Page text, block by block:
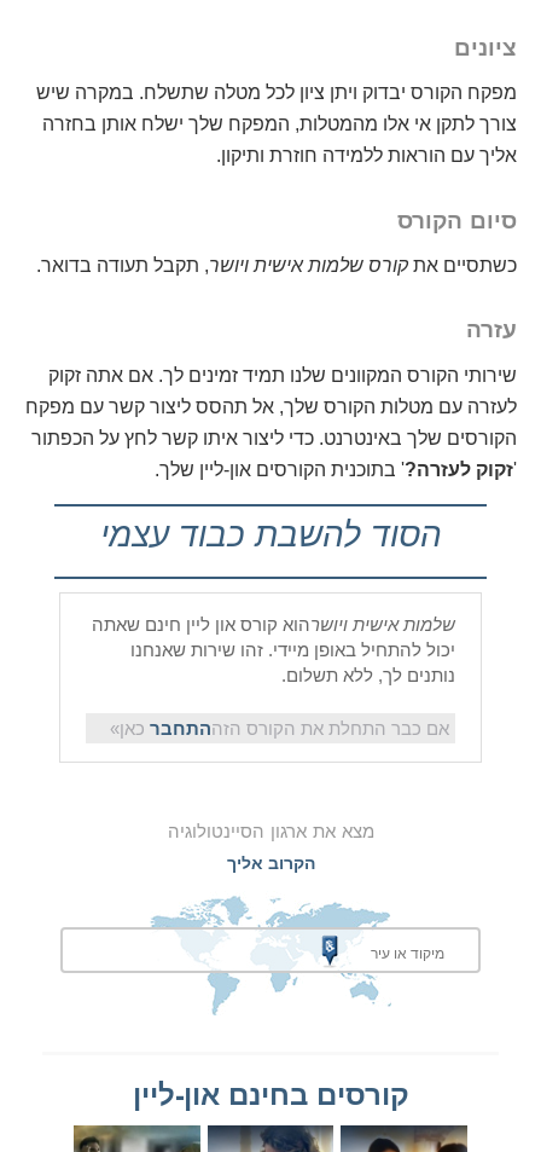
ציונים
מפקח הקורס יבדוק ויתן ציון לכל מטלה שתשלח. במקרה שיש
צורך לתקן אי אלו מהמטלות, המפקח שלך ישלח אותן בחזרה
אליך עם הוראות ללמידה חוזרת ותיקון.
סיום הקורס
כשתסיים את קורס שלמות אישית ויושר, תקבל תעודה בדואר.
עזרה
שירותי הקורס המקוונים שלנו תמיד זמינים לך. אם אתה זקוק
לעזרה עם מטלות הקורס שלך, אל תהסס ליצור קשר עם מפקח
הקורסים שלך באינטרנט. כדי ליצור איתו קשר לחץ על הכפתור
'זקוק לעזרה?' בתוכנית הקורסים און-ליין שלך.
הסוד להשבת כבוד עצמי
שלמות אישית ויושרהוא קורס און ליין חינם שאתה
יכול להתחיל באופן מיידי. זהו שירות שאנחנו
נותנים לך, ללא תשלום.
אם כבר התחלת את הקורס הזההתחבר כאן»
מצא את ארגון הסיינטולוגיה
הקרוב אליך
קורסים בחינם און-ליין